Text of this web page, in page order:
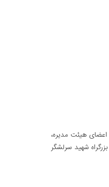
هیئت مدیره،
به نشانی: تهران، لویزان، بزرگراه شهید سرلشگر